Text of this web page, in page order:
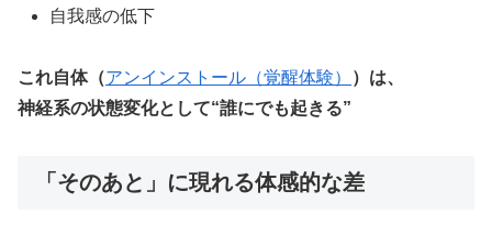
自我感の低下
これ自体（アンインストール（覚醒体験）
）は、
神経系の状態変化として“誰にでも起きる”
「そのあと」に現れる体感的な差